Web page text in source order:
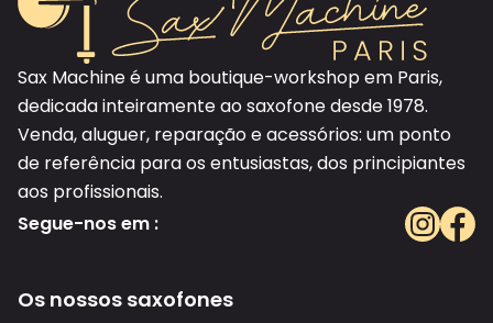
Sax Machine é uma boutique-workshop em Paris,
dedicada inteiramente ao saxofone desde 1978.
Venda, aluguer, reparação e acessórios: um ponto
de referência para os entusiastas, dos principiantes
aos profissionais.
Segue-nos em :
Os nossos saxofones